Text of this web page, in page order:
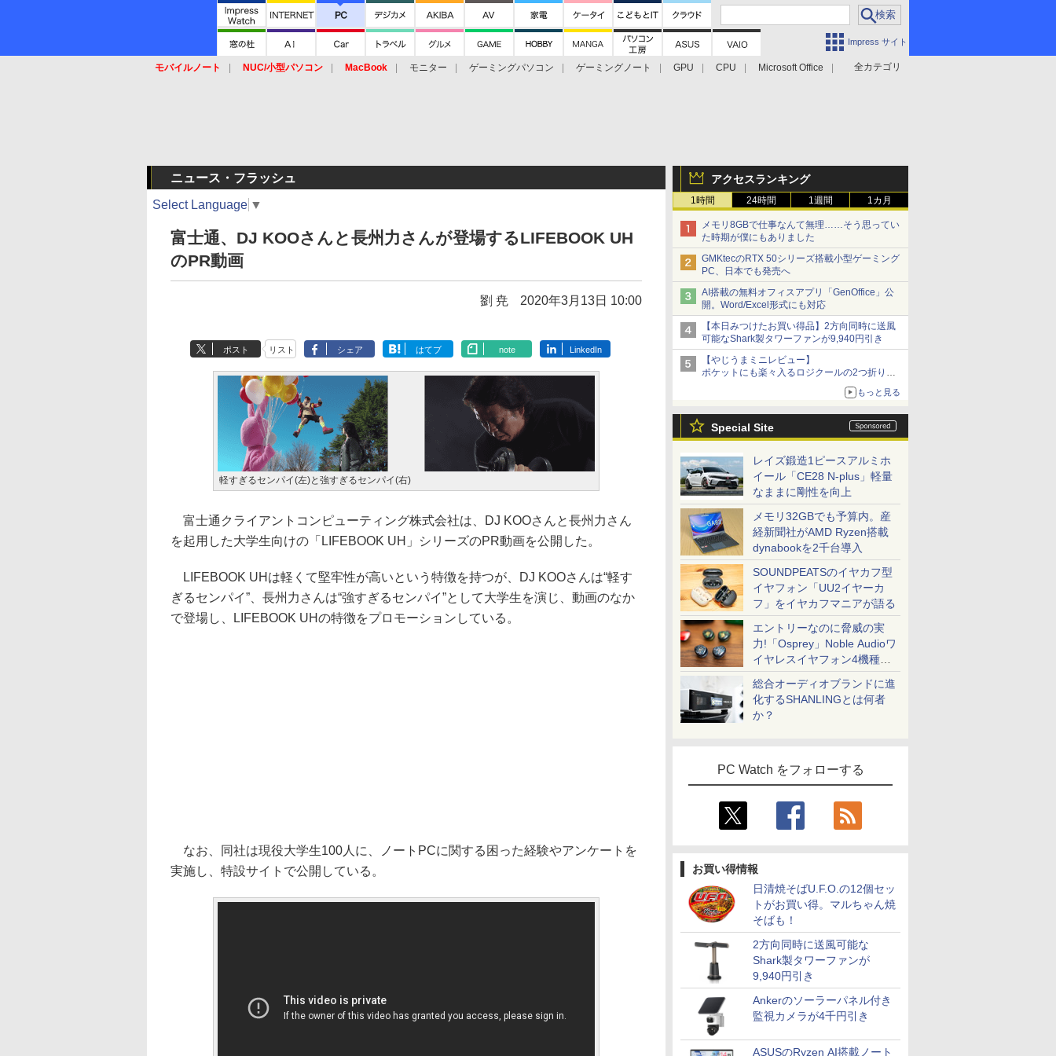
Impress サイト
全カテゴリ
モバイルノート NUC/小型パソコン MacBook モニター ゲーミングパソコン ゲーミングノート GPU CPU
Microsoft Office
アクセスランキング
1時間 24時間 1週間 1カ月
メモリ8GBで仕事なんて無理……そう思ってい
た時期が僕にもありました
GMKtecのRTX 50シリーズ搭載小型ゲーミング
PC、日本でも発売へ
AI搭載の無料オフィスアプリ「GenOffice」公
開。Word/Excel形式にも対応
【本日みつけたお買い得品】2方向同時に送風
可能なShark製タワーファンが9,940円引き
【やじうまミニレビュー】
ポケットにも楽々入るロジクールの2つ折りマ
ウス「Mobi Fold」。その気になるギミックと
もっと見る
Special Site
レイズ鍛造1ピースアルミホ
イール「CE28 N-plus」軽量
なままに剛性を向上
メモリ32GBでも予算内。産
経新聞社がAMD Ryzen搭載
dynabookを2千台導入
SOUNDPEATSのイヤカフ型
イヤフォン「UU2イヤーカ
フ」をイヤカフマニアが語る
エントリーなのに脅威の実
力!「Osprey」Noble Audioワ
イヤレスイヤフォン4機種を
一気に聴く
総合オーディオブランドに進
化するSHANLINGとは何者
か？
PC Watch をフォローする
お買い得情報
日清焼そばU.F.O.の12個セッ
トがお買い得。マルちゃん焼
そばも！
2方向同時に送風可能な
Shark製タワーファンが
9,940円引き
Ankerのソーラーパネル付き
監視カメラが4千円引き
ASUSのRyzen AI搭載ノート
ニュース・フラッシュ
Select Language ▼
富士通、DJ KOOさんと長州力さんが登場するLIFEBOOK UH
のPR動画
劉 尭 2020年3月13日 10:00
ポスト リスト シェア はてブ note LinkedIn
軽すぎるセンパイ(左)と強すぎるセンパイ(右)
富士通クライアントコンピューティング株式会社は、DJ KOOさんと長州力さん
を起用した大学生向けの「LIFEBOOK UH」シリーズのPR動画を公開した。
LIFEBOOK UHは軽くて堅牢性が高いという特徴を持つが、DJ KOOさんは“軽す
ぎるセンパイ”、長州力さんは“強すぎるセンパイ”として大学生を演じ、動画のなか
で登場し、LIFEBOOK UHの特徴をプロモーションしている。
なお、同社は現役大学生100人に、ノートPCに関する困った経験やアンケートを
実施し、特設サイトで公開している。